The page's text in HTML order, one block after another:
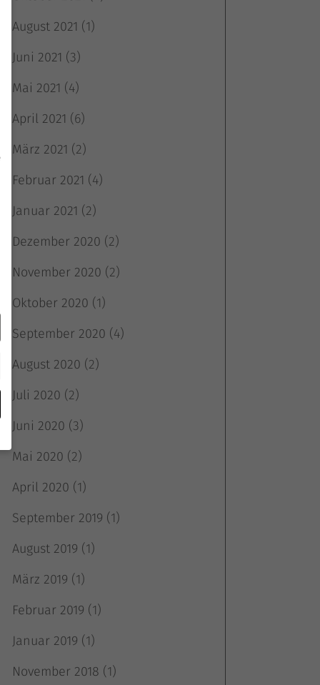
August 2021 (1)
Juni 2021 (3)
Mai 2021 (4)
April 2021 (6)
März 2021 (2)
Februar 2021 (4)
Januar 2021 (2)
Dezember 2020 (2)
November 2020 (2)
Oktober 2020 (1)
September 2020 (4)
August 2020 (2)
Juli 2020 (2)
Juni 2020 (3)
Mai 2020 (2)
April 2020 (1)
September 2019 (1)
August 2019 (1)
März 2019 (1)
Februar 2019 (1)
Januar 2019 (1)
November 2018 (1)